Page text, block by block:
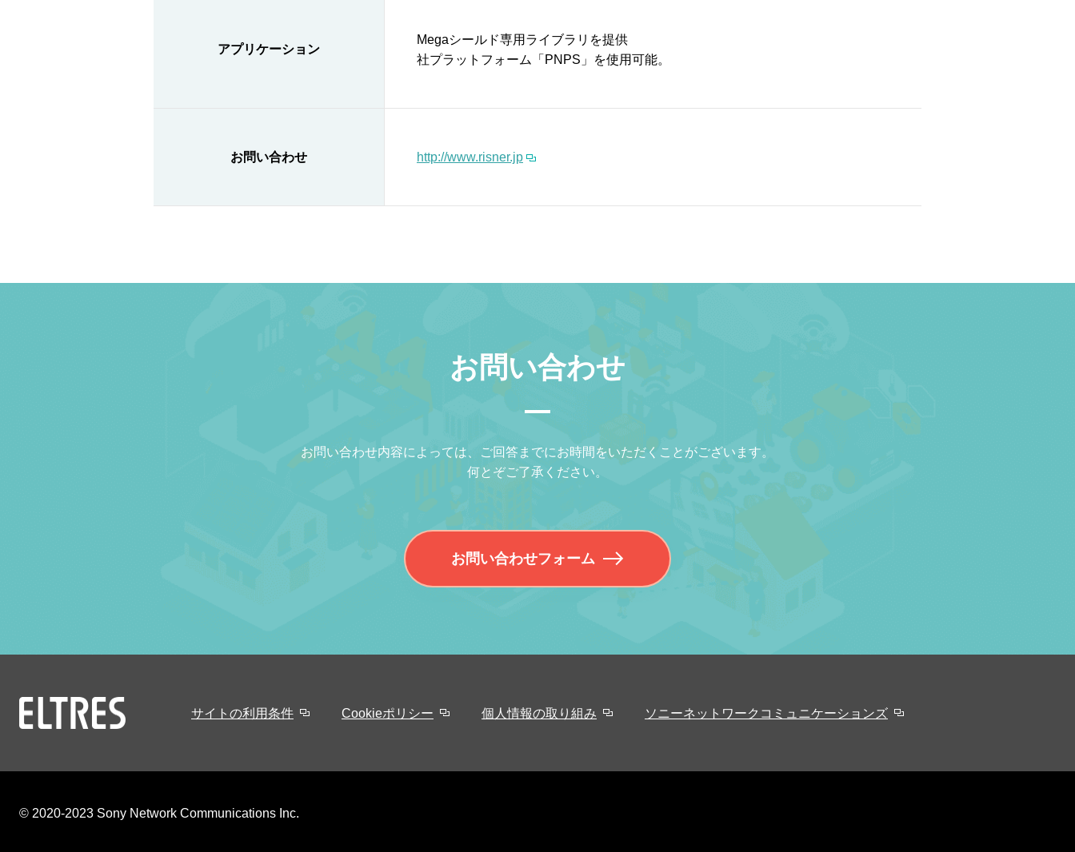
アプリケーション
Megaシールド専用ライブラリを提供
社プラットフォーム「PNPS」を使用可能。
お問い合わせ http://www.risner.jp
お問い合わせ
お問い合わせ内容によっては、ご回答までにお時間をいただくことがございます。
何とぞご了承ください。
お問い合わせフォーム
サイトの利用条件 Cookieポリシー 個人情報の取り組み ソニーネットワークコミュニケーションズ
© 2020-2023 Sony Network Communications Inc.